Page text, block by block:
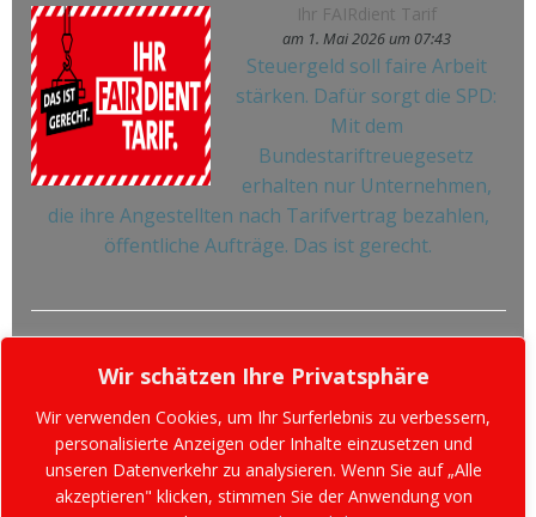
Wir schätzen Ihre Privatsphäre
Wir verwenden Cookies, um Ihr Surferlebnis zu verbessern,
personalisierte Anzeigen oder Inhalte einzusetzen und
unseren Datenverkehr zu analysieren. Wenn Sie auf „Alle
akzeptieren" klicken, stimmen Sie der Anwendung von
Ihr FAIRdient Tarif
am 1. Mai 2026 um 07:43
Steuergeld soll faire Arbeit
stärken. Dafür sorgt die SPD:
Mit dem
Bundestariftreuegesetz
erhalten nur Unternehmen,
die ihre Angestellten nach Tarifvertrag bezahlen,
öffentliche Aufträge. Das ist gerecht.